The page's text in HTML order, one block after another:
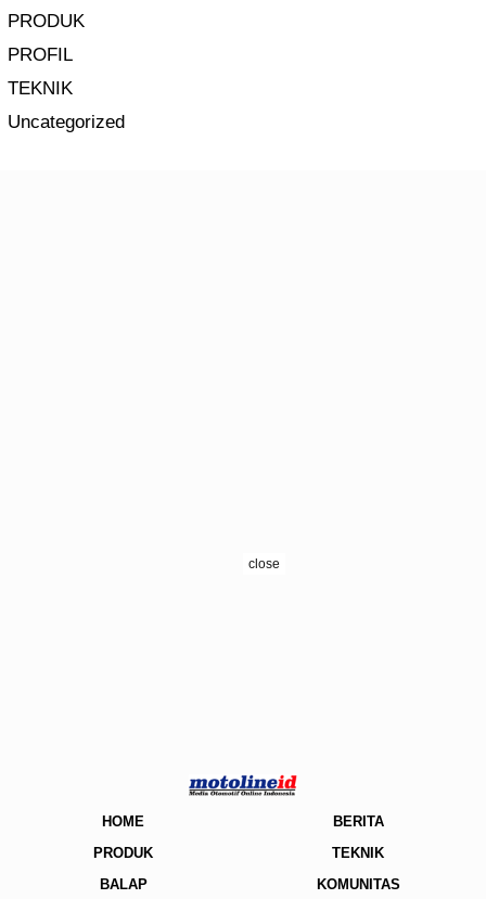
PRODUK
PROFIL
TEKNIK
Uncategorized
HOME
BERITA
PRODUK
TEKNIK
BALAP
KOMUNITAS
close